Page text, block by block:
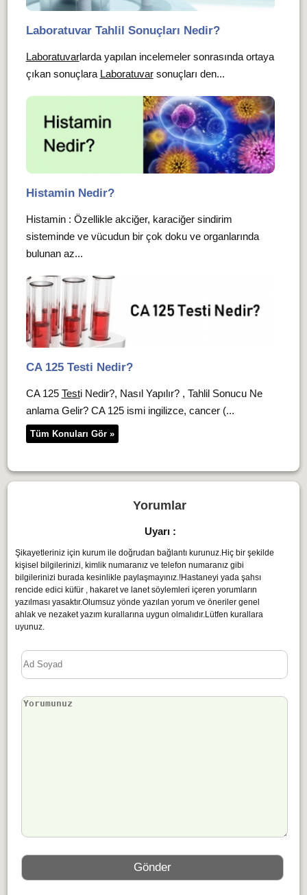
Laboratuvar Tahlil Sonuçları Nedir?
Laboratuvarlarda yapılan incelemeler sonrasında ortaya
çıkan sonuçlara Laboratuvarsonuçları den...
Histamin Nedir?
Histamin : Özellikle akciğer, karaciğer sindirim
sisteminde ve vücudun bir çok doku ve organlarında
bulunan az...
CA 125 Testi Nedir?
CA 125 Testi Nedir?, Nasıl Yapılır? , Tahlil Sonucu Ne
anlama Gelir? CA 125 ismi ingilizce, cancer (...
Tüm Konuları Gör »
Yorumlar
Uyarı :
Şikayetleriniz için kurum ile doğrudan bağlantı kurunuz.Hiç bir şekilde
kişisel bilgilerinizi, kimlik numaranız ve telefon numaranız gibi
bilgilerinizi burada kesinlikle paylaşmayınız.!Hastaneyi yada şahsı
rencide edici küfür , hakaret ve lanet söylemleri içeren yorumların
yazılması yasaktır.Olumsuz yönde yazılan yorum ve öneriler genel
ahlak ve nezaket yazım kurallarına uygun olmalıdır.Lütfen kurallara
uyunuz.